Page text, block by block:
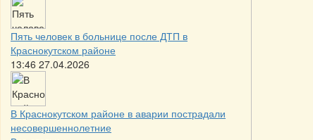
Пять человек в больнице после ДТП в
Краснокутском районе
13:46 27.04.2026
В Краснокутском районе в аварии пострадали
несовершеннолетние